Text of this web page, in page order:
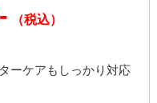
（税込）
ーケアもしっかり対応